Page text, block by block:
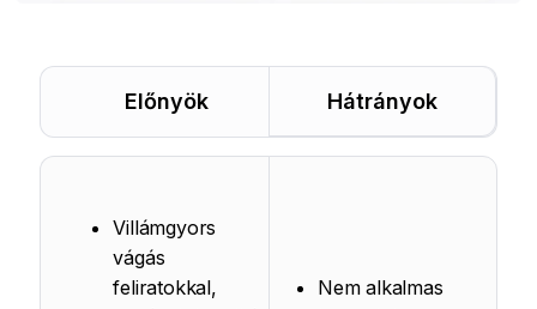
Előnyök Hátrányok
Villámgyors
vágás
feliratokkal,
Nem alkalmas